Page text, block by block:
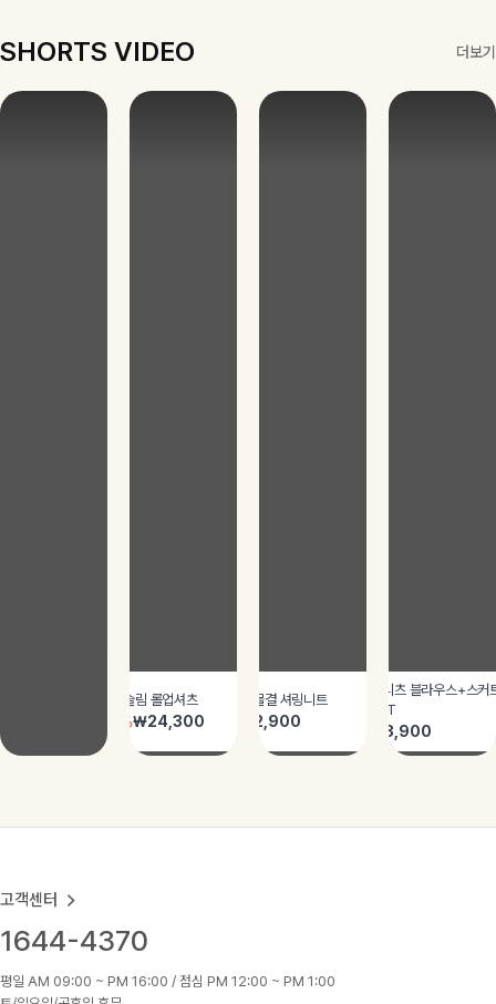
SHORTS VIDEO 더보기
고객센터
1644-4370
평일 AM 09:00 ~ PM 16:00 / 점심 PM 12:00 ~ PM 1:00